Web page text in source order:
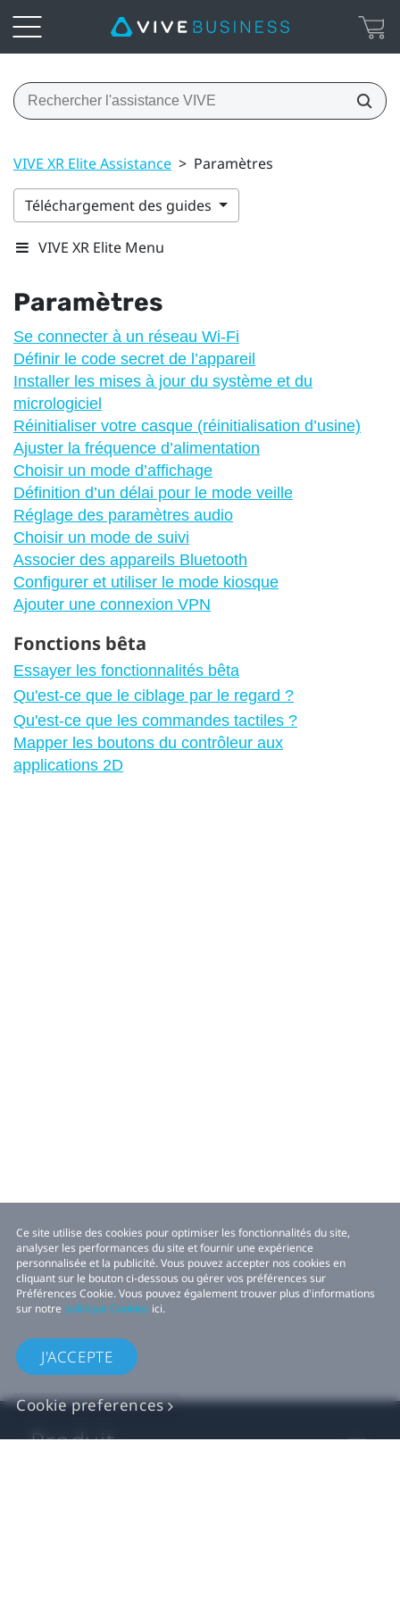
VIVE XR Elite Assistance > Paramètres
Téléchargement des guides
VIVE XR Elite Menu
Paramètres
Se connecter à un réseau Wi-Fi
Définir le code secret de l’appareil
Installer les mises à jour du système et du
micrologiciel
Réinitialiser votre casque (réinitialisation d’usine)
Ajuster la fréquence d’alimentation
Choisir un mode d’affichage
Définition d’un délai pour le mode veille
Réglage des paramètres audio
Choisir un mode de suivi
Associer des appareils Bluetooth
Configurer et utiliser le mode kiosque
Ajouter une connexion VPN
Fonctions bêta
Essayer les fonctionnalités bêta
Qu'est-ce que le ciblage par le regard ?
Qu'est-ce que les commandes tactiles ?
Mapper les boutons du contrôleur aux
applications 2D
Ce site utilise des cookies pour optimiser les fonctionnalités du site,
analyser les performances du site et fournir une expérience
personnalisée et la publicité. Vous pouvez accepter nos cookies en
cliquant sur le bouton ci-dessous ou gérer vos préférences sur
Préférences Cookie. Vous pouvez également trouver plus d'informations
sur notre politique Cookies ici.
J'ACCEPTE
Cookie preferences
Produit